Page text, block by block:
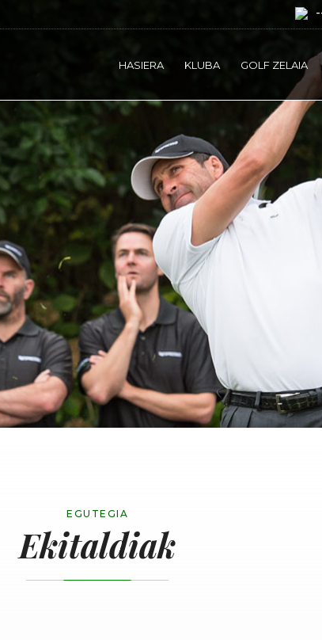
HASIERA KLUBA GOLF ZELAIA
EGUTEGIA
Ekitaldiak